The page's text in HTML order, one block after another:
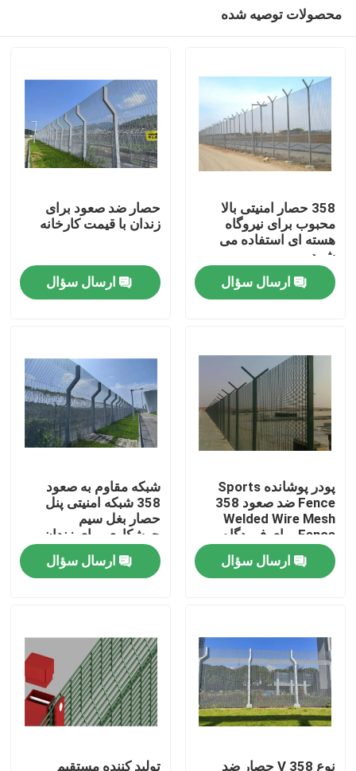
محصولات
فیلم های
درباره ما
تور کارخانه
با ما تماس بگیرید
اخبار
نرده مش جوش داده شده
محصولات توصیه شده
358 حصار امنیتی بالا
محبوب برای نیروگاه
هسته ای استفاده می
شود
ارسال سؤال
حصار ضد صعود برای
زندان با قیمت کارخانه
ارسال سؤال
پودر پوشانده Sports
Fence ضد صعود 358
Welded Wire Mesh
Fence برای فرودگاه
هوایی
ارسال سؤال
شبکه مقاوم به صعود
358 شبکه امنیتی پنل
حصار بغل سیم
جوشکاری برای زندان
ارسال سؤال
نوع V 358 حصار ضد تولید کننده مستقیم